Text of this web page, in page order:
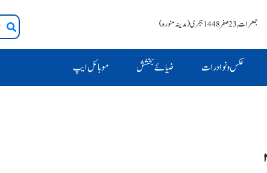
جمعرات , 23 صفر 1448 ہجری (مدینہ منورہ)
عکس و نوادرات ضیائے بخشش موبائل ایپ